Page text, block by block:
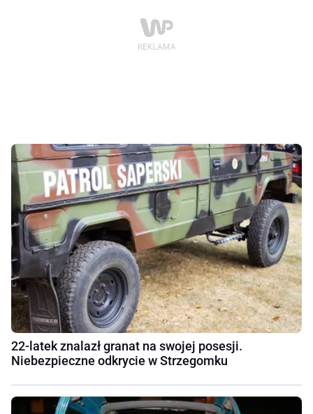
22-latek znalazł granat na swojej posesji.
Niebezpieczne odkrycie w Strzegomku